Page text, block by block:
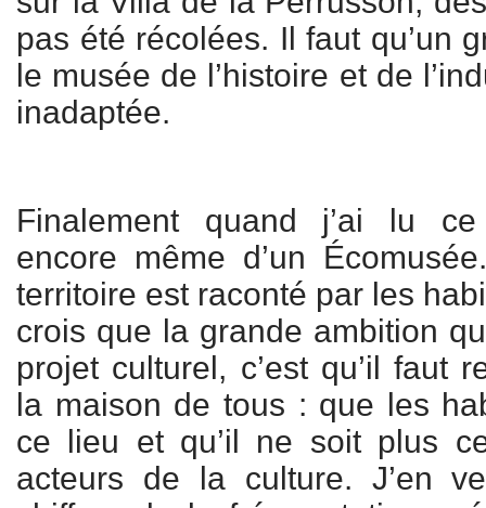
pas été récolées. Il faut qu’un
le musée de l’histoire et de
inadaptée.
Finalement quand j’ai lu ce
encore même d’un
territoire est raconté par les
crois que la grande ambition
projet culturel, c’est qu’il faut
la maison de tous : que les
ce lieu et qu’il ne soit plus
acteurs de la culture. J’en